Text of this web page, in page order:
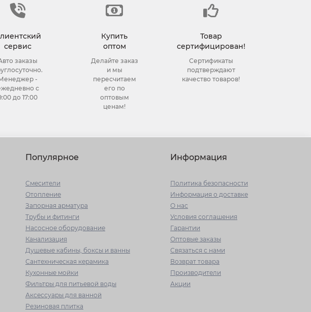
сервис
заказы
-
с
до 17:00
Купить
оптом
Делайте заказ
и мы
пересчитаем
его по
оптовым
ценам!
Товар
сертифицирован!
Сертификаты
подтверждают
качество товаров!
Популярное
Cмесители
Отопление
Запорная арматура
Трубы и фитинги
Насосное оборудование
Канализация
Душевые кабины, боксы и ванны
Сантехническая керамика
Кухонные мойки
Фильтры для питьевой воды
Аксессуары для ванной
Резиновая плитка
Информация
Политика безопасности
Информация о доставке
О нас
Условия соглашения
Гарантии
Оптовые заказы
Связаться с нами
Возврат товара
Производители
Акции